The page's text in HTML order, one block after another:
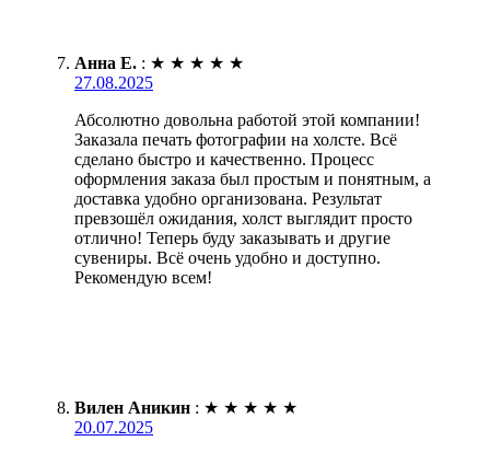
Анна Е. : ★ ★ ★ ★ ★
27.08.2025
Абсолютно довольна работой этой компании!
Заказала печать фотографии на холсте. Всё
сделано быстро и качественно. Процесс
оформления заказа был простым и понятным, а
доставка удобно организована. Результат
превзошёл ожидания, холст выглядит просто
отлично! Теперь буду заказывать и другие
сувениры. Всё очень удобно и доступно.
Рекомендую всем!
Вилен Аникин : ★ ★ ★ ★ ★
20.07.2025